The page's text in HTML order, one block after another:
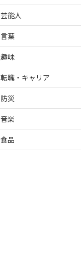
芸能人
言葉
趣味
転職・キャリア
防災
音楽
食品